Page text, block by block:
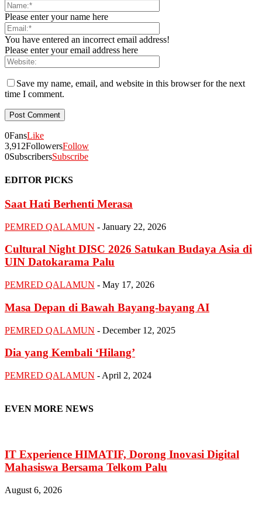
Please enter your name here
You have entered an incorrect email address!
Please enter your email address here
Save my name, email, and website in this browser for the next
time I comment.
0FansLike
3,912FollowersFollow
0SubscribersSubscribe
EDITOR PICKS
Saat Hati Berhenti Merasa
PEMRED QALAMUN - January 22, 2026
Cultural Night DISC 2026 Satukan Budaya Asia di
UIN Datokarama Palu
PEMRED QALAMUN - May 17, 2026
Masa Depan di Bawah Bayang-bayang AI
PEMRED QALAMUN - December 12, 2025
Dia yang Kembali ‘Hilang’
PEMRED QALAMUN - April 2, 2024
EVEN MORE NEWS
IT Experience HIMATIF, Dorong Inovasi Digital
Mahasiswa Bersama Telkom Palu
August 6, 2026